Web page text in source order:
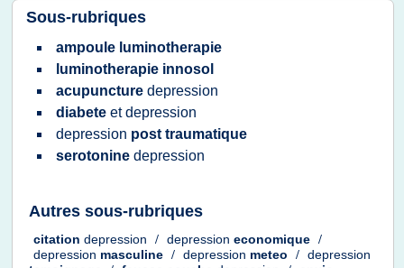
Sous-rubriques
ampoule luminotherapie
luminotherapie innosol
acupuncture depression
diabete etdepression
depression post traumatique
serotonine depression
Autres sous-rubriques
citation depression / depression economique /
depression masculine / depression meteo / depression